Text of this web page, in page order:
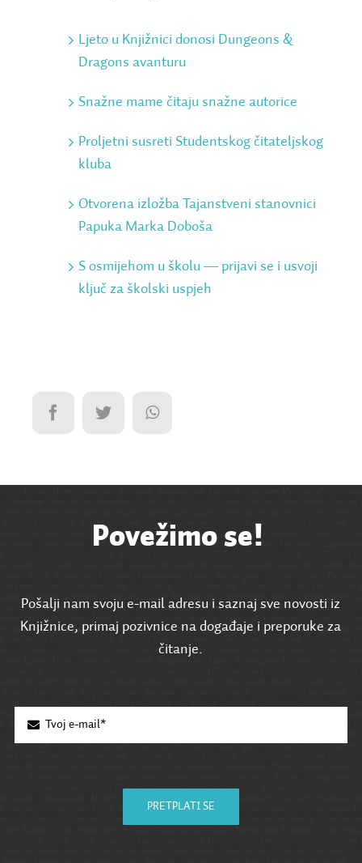
Ljeto u Knjižnici donosi Dungeons &
Dragons avanturu
Snažne mame čitaju snažne autorice
Proljetni susreti Studentskog čitateljskog
kluba
Otvorena izložba Tajanstveni stanovnici
Papuka Marka Doboša
S osmijehom u školu ― prijavi se i usvoji
ključ za školski uspjeh
Povežimo se!
Pošalji nam svoju e-mail adresu i saznaj sve novosti iz
Knjižnice, primaj pozivnice na događaje i preporuke za
čitanje.
PRETPLATI SE